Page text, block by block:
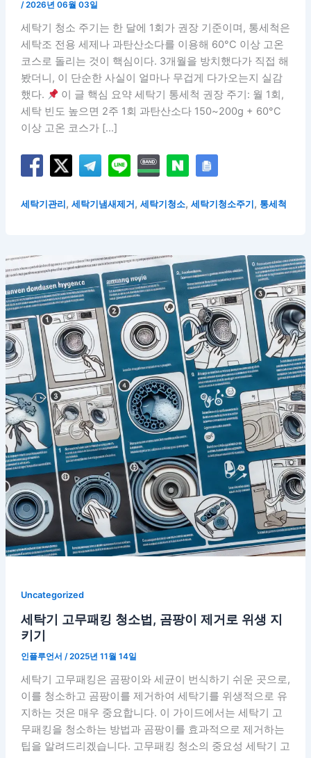
/2026년 06월 03일
세탁기 청소 주기는 한 달에 1회가 권장 기준이며, 통세척은
세탁조 전용 세제나 과탄산소다를 이용해 60°C 이상 고온
코스로 돌리는 것이 핵심이다. 3개월을 방치했다가 직접 해
봤더니, 이 단순한 사실이 얼마나 무겁게 다가오는지 실감
했다.
이 글 핵심 요약 세탁기 통세척 권장 주기: 월 1회,
세탁 빈도 높으면 2주 1회 과탄산소다 150~200g + 60°C
이상 고온 코스가 […]
세탁기관리, 세탁기냄새제거, 세탁기청소, 세탁기청소주기, 통세척
Uncategorized
세탁기 고무패킹 청소법, 곰팡이 제거로 위생 지
키기
인플루언서 /2025년 11월 14일
세탁기 고무패킹은 곰팡이와 세균이 번식하기 쉬운 곳으로,
이를 청소하고 곰팡이를 제거하여 세탁기를 위생적으로 유
지하는 것은 매우 중요합니다. 이 가이드에서는 세탁기 고
무패킹을 청소하는 방법과 곰팡이를 효과적으로 제거하는
팁을 알려드리겠습니다. 고무패킹 청소의 중요성 세탁기 고